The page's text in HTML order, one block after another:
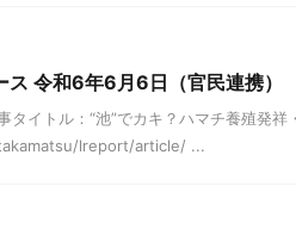
令和6年6月6日（官民連携）
イトル：“池”でカキ？ハマチ養殖発祥
lreport/article/ ...